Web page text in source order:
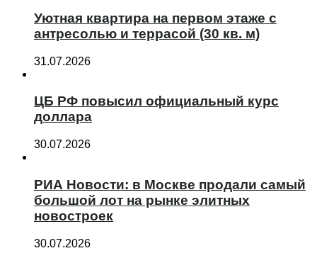
Уютная квартира на первом этаже с
антресолью и террасой (30 кв. м)
31.07.2026
ЦБ РФ повысил официальный курс
доллара
30.07.2026
РИА Новости: в Москве продали самый
большой лот на рынке элитных
новостроек
30.07.2026